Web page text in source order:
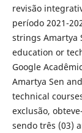
revisão
período 2021-
strings Amartya
education or
Google
Amartya Sen
technical
exclusão,
sendo três (03)